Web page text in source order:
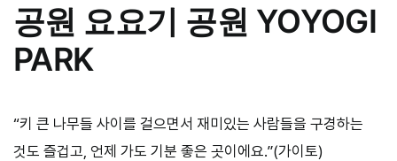
공원 요요기 공원 YOYOGI
PARK
“키 큰 나무들 사이를 걸으면서 재미있는 사람들을 구경하는
것도 즐겁고, 언제 가도 기분 좋은 곳이에요.”(가이토)